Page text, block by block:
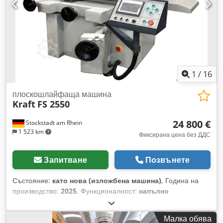
1 / 16
Stockstadt am Rhein
1 523 km
плоскошлайфаща машина
Kraft FS 2550
24 800 €
Фиксирана цена без ДДС
Запитване Позвънете
Състояние: като нова (изложбена машина), Година на
производство: 2025, Функционалност: напълно
, дължина на шлифоване:
на шлайфане:250 мм, Млада, почти нова
Малка обява